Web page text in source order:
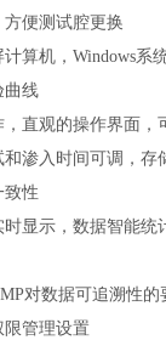
便测试腔更换
算机，Windows系
曲线
，直观的操作界面，
和渗入时间可调，存
致性
时显示，数据智能统
对数据可追溯性
限管理设置